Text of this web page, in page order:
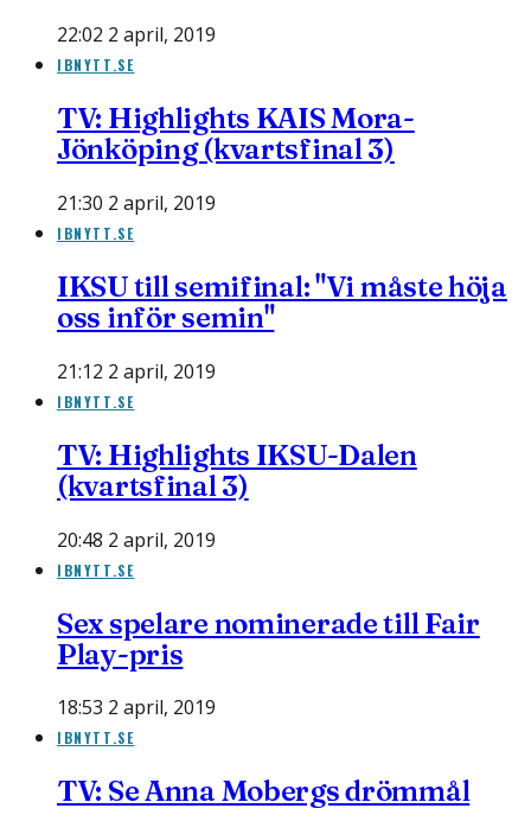
22:02 2 april, 2019
IBNYTT.SE
TV: Highlights KAIS Mora-
Jönköping (kvartsfinal 3)
21:30 2 april, 2019
IBNYTT.SE
IKSU till semifinal: "Vi måste höja
oss inför semin"
21:12 2 april, 2019
IBNYTT.SE
TV: Highlights IKSU-Dalen
(kvartsfinal 3)
20:48 2 april, 2019
IBNYTT.SE
Sex spelare nominerade till Fair
Play-pris
18:53 2 april, 2019
IBNYTT.SE
TV: Se Anna Mobergs drömmål